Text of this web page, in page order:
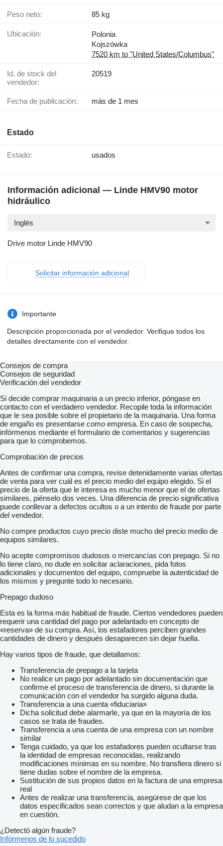
Peso neto: 85 kg
Ubicación:
Polonia
Kojszówka
7520 km to "United States/Columbus"
Id. de stock del
vendedor:
20519
Fecha de publicación: más de 1 mes
Estado
Estado: usados
Información adicional — Linde HMV90 motor
hidráulico
Inglés
Drive motor Linde HMV90
Solicitar información adicional
Importante
Descripción proporcionada por el vendedor. Verifique todos los
detalles directamente con el vendedor.
Consejos de compra
Consejos de seguridad
Verificación del vendedor
Si decide comprar maquinaria a un precio inferior, póngase en
contacto con el verdadero vendedor. Recopile toda la información
que le sea posible sobre el propietario de la maquinaria. Una forma
de engaño es presentarse como empresa. En caso de sospecha,
infórmenos mediante el formulario de comentarios y sugerencias
para que lo comprobemos.
Comprobación de precios
Antes de confirmar una compra, revise detenidamente varias ofertas
de venta para ver cuál es el precio medio del equipo elegido. Si el
precio de la oferta que le interesa es mucho menor que el de ofertas
similares, piénselo dos veces. Una diferencia de precio significativa
puede conllevar a defectos ocultos o a un intento de fraude por parte
del vendedor.
No compre productos cuyo precio diste mucho del precio medio de
equipos similares.
No acepte compromisos dudosos o mercancías con prepago. Si no
lo tiene claro, no dude en solicitar aclaraciones, pida fotos
adicionales y documentos del equipo, compruebe la autenticidad de
los mismos y pregunte todo lo necesario.
Prepago dudoso
Esta es la forma más habitual de fraude. Ciertos vendedores pueden
requerir una cantidad del pago por adelantado en concepto de
«reserva» de su compra. Así, los estafadores perciben grandes
cantidades de dinero y después desaparecen sin dejar huella.
Hay varios tipos de fraude, que detallamos:
Transferencia de prepago a la tarjeta
No realice un pago por adelantado sin documentación que
confirme el proceso de transferencia de dinero, si durante la
comunicación con el vendedor ha surgido alguna duda.
Transferencia a una cuenta «fiduciaria»
Dicha solicitud debe alarmarle, ya que en la mayoría de los
casos se trata de fraudes.
Transferencia a una cuenta de una empresa con un nombre
similar
Tenga cuidado, ya que los estafadores pueden ocultarse tras
la identidad de empresas reconocidas, realizando
modificaciones mínimas en su nombre. No transfiera dinero si
tiene dudas sobre el nombre de la empresa.
Sustitución de sus propios datos en la factura de una empresa
real
Antes de realizar una transferencia, asegúrese de que los
datos especificados sean correctos y que aludan a la empresa
en cuestión.
¿Detectó algún fraude?
Infórmenos de lo sucedido